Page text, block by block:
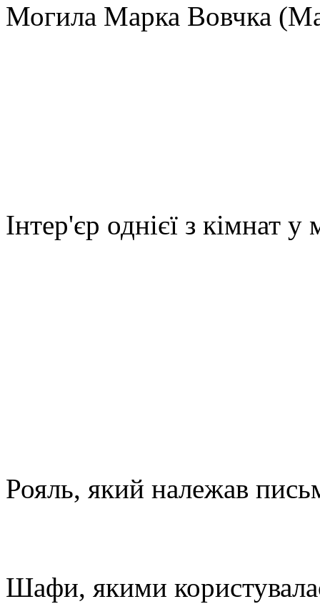
Могила Марка Вовчка
Інтер'єр однієї з кімнат у
Рояль, який належав
Шафи, якими